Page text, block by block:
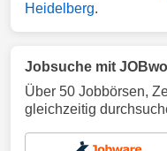
Heidelberg.
Jobsuche mit
Über 50 Jobbörsen,
gleichzeitig